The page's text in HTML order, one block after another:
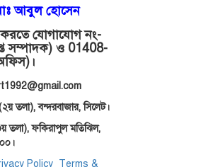
ঘুষের রাজত্ব!
বাহানা:
শোষণে জিম্মি
রোগীরা!
পর
আবুল হোসেন
যোগাযোগ নং-
সম্পাদক) ও 01408-
তলা),বন্দরবাজার, সিলেট।
তলা), ফকিরাপুল মতিঝিল,
Policy Terms &